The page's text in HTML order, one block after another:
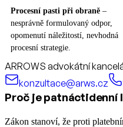
Procesní pasti při obraně –
nesprávně formulovaný odpor,
opomenutí náležitostí, nevhodná
procesní strategie.
ARROWS advokátní
konzultace@arws.cz
Proč je patnáctidenní
Zákon stanoví, že proti